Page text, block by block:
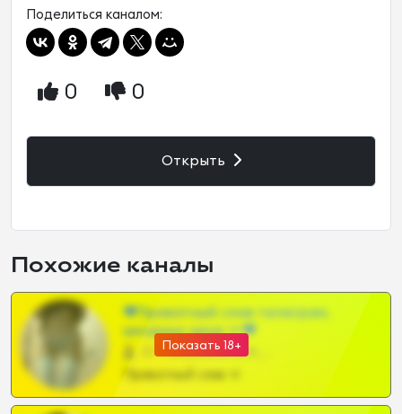
Поделиться каналом:
0 0
Открыть
Похожие каналы
Показать 18+
❤Приватный слив телеграм,
шкодных шкур тг❤
57 •
Приватный слив тг